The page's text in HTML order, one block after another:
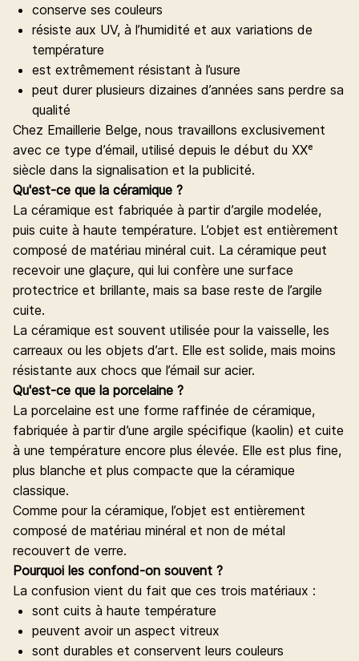
conserve ses couleurs
résiste aux UV, à l’humidité et aux variations de
température
est extrêmement résistant à l’usure
peut durer plusieurs dizaines d’années sans perdre sa
qualité
Chez Emaillerie Belge, nous travaillons exclusivement
avec ce type d’émail, utilisé depuis le début du XXᵉ
siècle dans la signalisation et la publicité.
Qu'est-ce que la céramique ?
La céramique est fabriquée à partir d’argile modelée,
puis cuite à haute température. L’objet est entièrement
composé de matériau minéral cuit. La céramique peut
recevoir une glaçure, qui lui confère une surface
protectrice et brillante, mais sa base reste de l’argile
cuite.
La céramique est souvent utilisée pour la vaisselle, les
carreaux ou les objets d’art. Elle est solide, mais moins
résistante aux chocs que l’émail sur acier.
Qu'est-ce que la porcelaine ?
La porcelaine est une forme raffinée de céramique,
fabriquée à partir d’une argile spécifique (kaolin) et cuite
à une température encore plus élevée. Elle est plus fine,
plus blanche et plus compacte que la céramique
classique.
Comme pour la céramique, l’objet est entièrement
composé de matériau minéral et non de métal
recouvert de verre.
Pourquoi les confond-on souvent ?
La confusion vient du fait que ces trois matériaux :
sont cuits à haute température
peuvent avoir un aspect vitreux
sont durables et conservent leurs couleurs